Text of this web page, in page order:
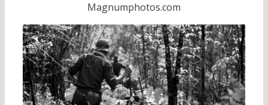
Magnumphotos.com